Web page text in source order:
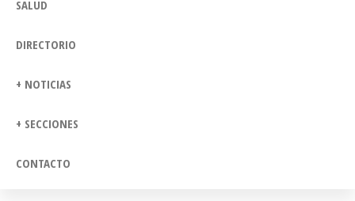
SALUD
DIRECTORIO
+ NOTICIAS
+ SECCIONES
CONTACTO